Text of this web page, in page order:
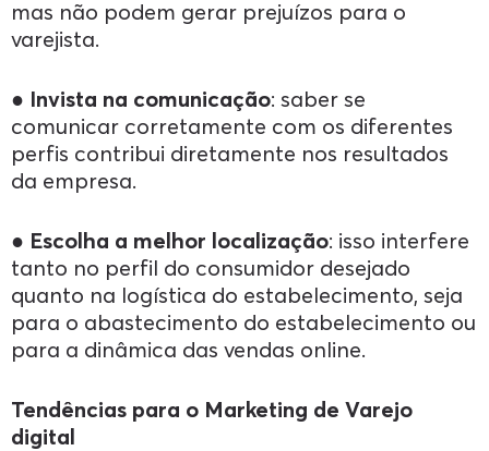
mas não podem gerar prejuízos para o
varejista.
● Invista na comunicação: saber se
comunicar corretamente com os diferentes
perfis contribui diretamente nos resultados
da empresa.
● Escolha a melhor localização: isso interfere
tanto no perfil do consumidor desejado
quanto na logística do estabelecimento, seja
para o abastecimento do estabelecimento ou
para a dinâmica das vendas online.
Tendências para o Marketing de Varejo
digital